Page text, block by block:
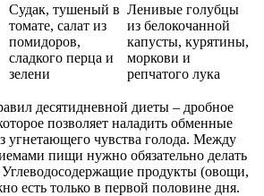
Судак, тушеный в
томате, салат из
помидоров,
сладкого перца и
зелени
Ленивые голубцы
из белокочанной
капусты, курятины,
моркови и
репчатого лука
десятидневной диеты – дробное
позволяет наладить обменные
угнетающего чувства голода. Между
пищи нужно обязательно делать
Углеводосодержащие продукты (овощи,
есть только в первой половине дня.